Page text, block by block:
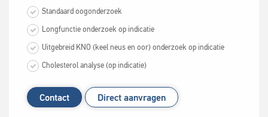
Standaard oogonderzoek
Longfunctie onderzoek op indicatie
Uitgebreid KNO (keel neus en oor) onderzoek op indicatie
Cholesterol analyse (op indicatie)
Contact Direct aanvragen